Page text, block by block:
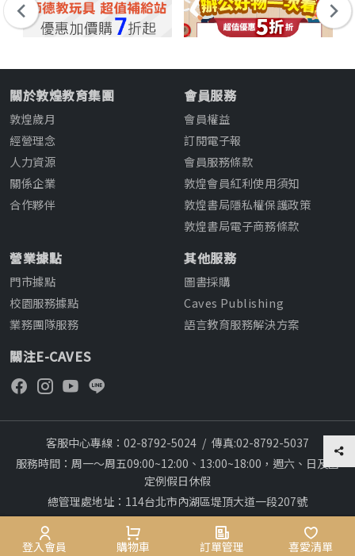
會員專區 購物車 訂單管理 喜愛清單
關於敦煌教育集團
敦煌歲月
經營理念
人力資源
關係企業
合作夥伴
會員服務
會員權益
訂閱電子報
會員服務條款
敦煌會員紅利使用須知
敦煌書局隱私權保護政策
敦煌書局電子商務條款
營業據點
門市據點
校園服務據點
業務團隊服務
其他服務
圖書採購
Caves Publishing
語言教育服務解決方案
關注E-CAVES
客服中心專線：02-8792-5024 / 傳真:02-8792-5037
服務時間：周一～周五09:00~12:00、13:00~18:00，週六、日及國
定例假日休假
總管理處地址：114台北市內湖區堤頂大道一段207號
本網站建議採用chrome瀏覽器,瀏覽更順暢
Copyright © 2012~All rights reserved
登入會員 購物車 訂單管理 喜愛清單